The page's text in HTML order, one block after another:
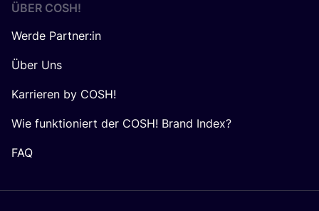
ÜBER COSH!
Werde Partner:in
Über Uns
Karrieren by COSH!
Wie funktioniert der COSH! Brand Index?
FAQ